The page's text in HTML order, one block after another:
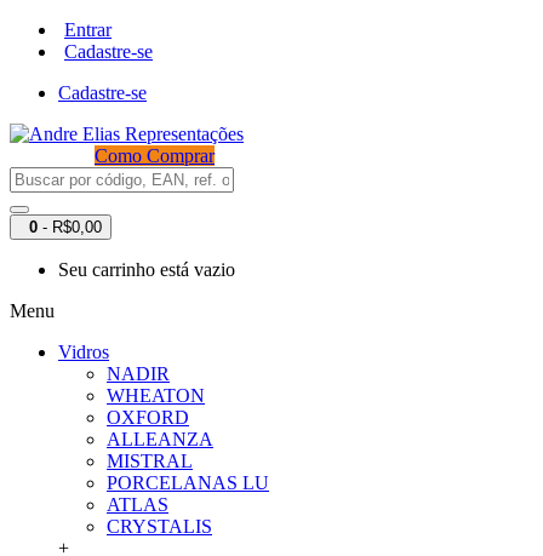
Entrar
Cadastre-se
Cadastre-se
Como Comprar
0 - R$0,00
Seu carrinho está vazio
Menu
Vidros
NADIR
WHEATON
OXFORD
ALLEANZA
MISTRAL
PORCELANAS LU
ATLAS
CRYSTALIS
+